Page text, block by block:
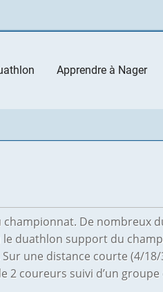
Apprendre à Nager
championnat. De nombreux
duathlon support du
une distance courte (4/
2 coureurs suivi d’un